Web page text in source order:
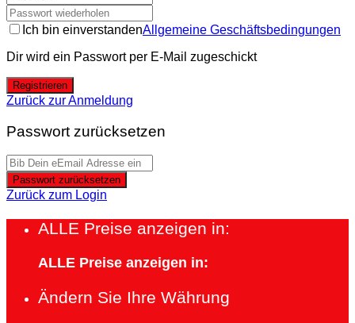
Ich bin einverstandenAllgemeine Geschäftsbedingungen
Dir wird ein Passwort per E-Mail zugeschickt
Registrieren
Zurück zur Anmeldung
Passwort zurücksetzen
Passwort zurücksetzen
Zurück zum Login
ALLE Preise anzeigen in:
ALLE Preise anzeigen in:
Ändern Sie Ihre Währung